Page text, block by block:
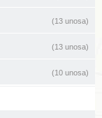
(13 unosa)
(13 unosa)
(10 unosa)